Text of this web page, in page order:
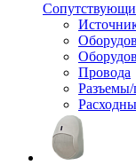
Провода
Разъемы/